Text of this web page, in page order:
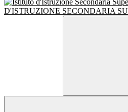
D'ISTRUZIONE SECONDARIA